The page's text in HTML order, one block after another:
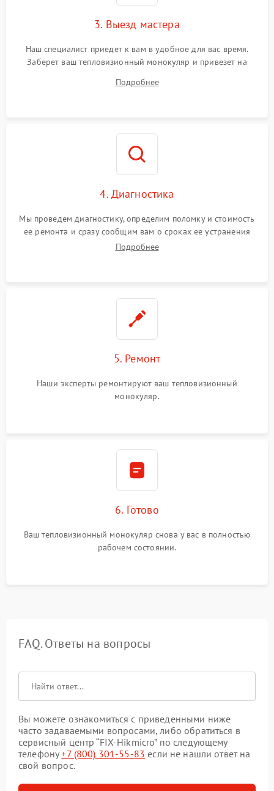
3. Выезд мастера
Наш специалист приедет к вам в удобное для вас время.
Заберет ваш тепловизионный монокуляр и привезет на
Подробнее
4. Диагностика
Мы проведем диагностику, определим поломку и стоимость
ее ремонта и сразу сообщим вам о сроках ее устранения
Подробнее
5. Ремонт
Наши эксперты ремонтируют ваш тепловизионный
монокуляр.
6. Готово
Ваш тепловизионный монокуляр снова у вас в полностью
рабочем состоянии.
FAQ. Ответы на вопросы
Вы можете ознакомиться с приведенными ниже
часто задаваемыми вопросами, либо обратиться в
сервисный центр “FIX-Hikmicro” по следующему
телефону+7 (800) 301-55-83 если не нашли ответ на
свой вопрос.